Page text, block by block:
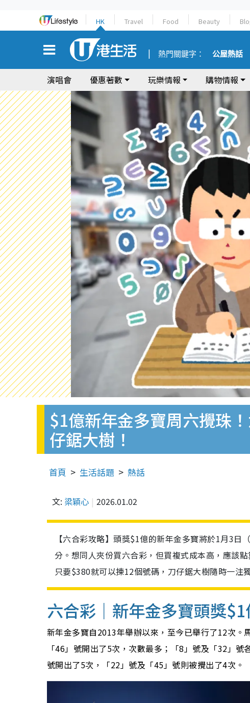
HK Travel Food Beauty
熱門關鍵字： 公屋熱話
演唱會 優惠著數 玩樂情報 購物情報
$1億新年金多寶周六攪珠
仔鋸大樹！
首頁 生活話題 熱話
文: 梁穎心 2026.01.02
【六合彩攻略】頭獎$1億的新年金多寶將於1月3
分。想同人夾份買六合彩，但買複式成本高，應該
只要$380就可以揀12個號碼，刀仔鋸大樹隨時一注
六合彩｜新年金多寶頭獎$1
新年金多寶自2013年舉辦以來，至今已舉行了12次。
「46」號開出了5次，次數最多；「8」號及「32」
號開出了5次，「22」號及「45」號則被攪出了4次。